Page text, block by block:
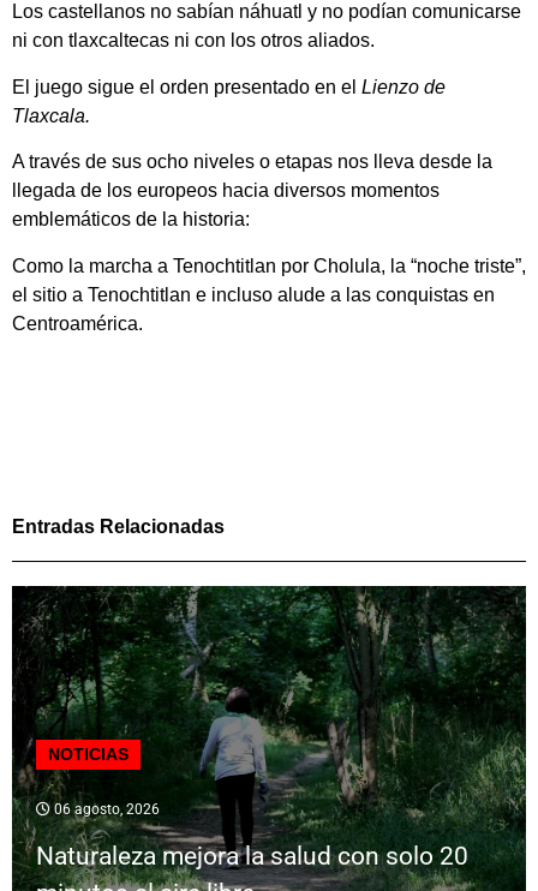
Los castellanos no sabían náhuatl y no podían comunicarse
ni con tlaxcaltecas ni con los otros aliados.
El juego sigue el orden presentado en el Lienzo de
Tlaxcala.
A través de sus ocho niveles o etapas nos lleva desde la
llegada de los europeos hacia diversos momentos
emblemáticos de la historia:
Como la marcha a Tenochtitlan por Cholula, la “noche triste”,
el sitio a Tenochtitlan e incluso alude a las conquistas en
Centroamérica.
Entradas Relacionadas
NOTICIAS
06 agosto, 2026
Naturaleza mejora la salud con solo 20